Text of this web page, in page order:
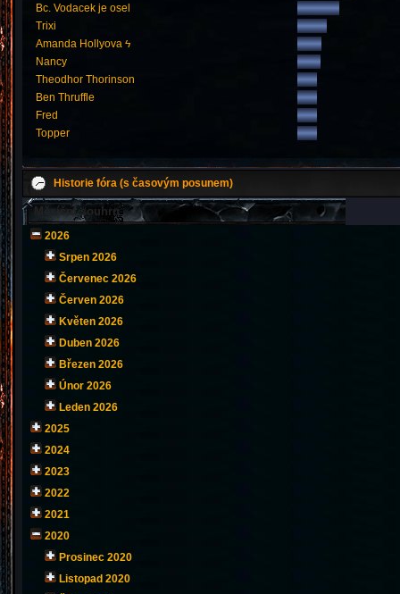
Bc. Vodacek je osel
Trixi
Amanda Hollyova ϟ
Nancy
Theodhor Thorinson
Ben Thruffle
Fred
Topper
Historie fóra (s časovým posunem)
Měsíční souhrn
2026
Srpen 2026
Červenec 2026
Červen 2026
Květen 2026
Duben 2026
Březen 2026
Únor 2026
Leden 2026
2025
2024
2023
2022
2021
2020
Prosinec 2020
Listopad 2020